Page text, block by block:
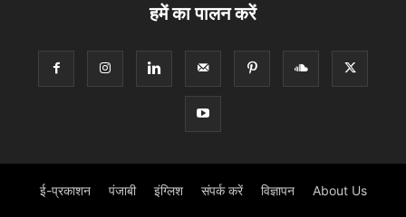
हमें का पालन करें
ई-प्रकाशन पंजाबी इंग्लिश संपर्क करें विज्ञापन About Us